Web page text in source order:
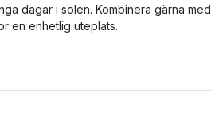
dagar i solen. Kombinera gärna med
en enhetlig uteplats.